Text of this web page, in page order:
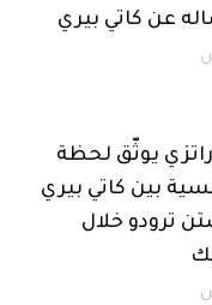
عن كاتي بيري
يوثّق لحظة
بين كاتي بيري
ترودو خلال